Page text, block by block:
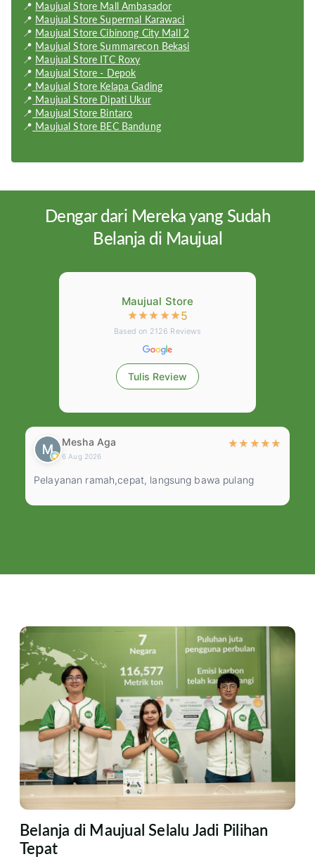
Display Type:IPS LCD
Weight:196 g
Dimension:168.6 x 76.6 x 8.3 mm
OS:Android OS
📍 Maujual Store Mall Ambasador
📍 Maujual Store Supermal Karawaci
📍 Maujual Store Cibinong City Mall 2
📍 Maujual Store Summarecon Bekasi
📍 Maujual Store ITC Roxy
📍 Maujual Store - Depok
📍 Maujual Store Kelapa Gading
📍 Maujual Store Dipati Ukur
📍 Maujual Store Bintaro
📍 Maujual Store BEC Bandung
Dengar dari Mereka yang Sudah
Belanja di Maujual
Maujual Store
★★★ ★★5
Based on 2126 Reviews
Tulis Review
Mesha Aga
6 Aug 2026
★★ ★★★
Pelayanan ramah,cepat, langsung bawa pulang
Belanja di Maujual Selalu Jadi Pilihan
Tepat